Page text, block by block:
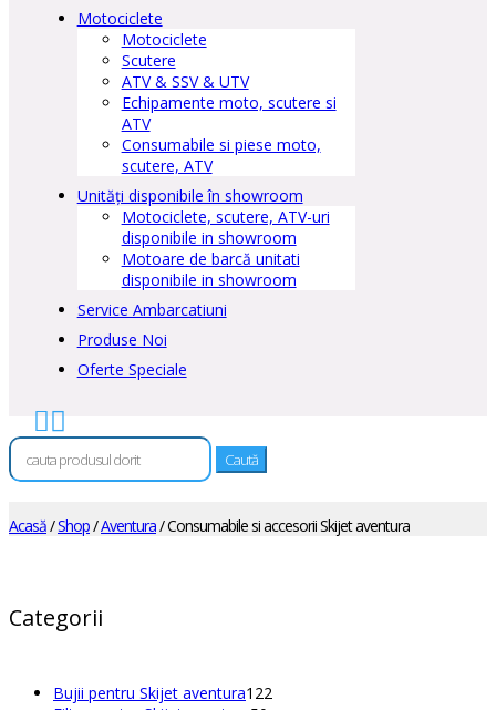
Motociclete
Motociclete
Scutere
ATV & SSV & UTV
Echipamente moto, scutere si
ATV
Consumabile si piese moto,
scutere, ATV
Unități disponibile în showroom
Motociclete, scutere, ATV-uri
disponibile in showroom
Motoare de barcă unitati
disponibile in showroom
Service Ambarcatiuni
Produse Noi
Oferte Speciale
 
Caută
după:
Acasă/Shop/Aventura/ Consumabile si accesorii Skijet aventura
Categorii
Bujii pentru Skijet aventura122